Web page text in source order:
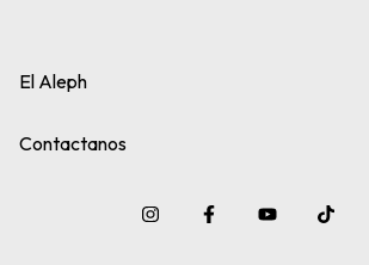
El Aleph
Contactanos